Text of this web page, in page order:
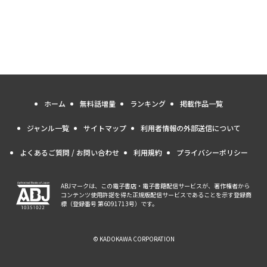
ホーム 無料話増量 ランキング 掲載作品一覧
ジャンル一覧 サイトマップ 利用者情報の外部送信について
よくあるご質問 / お問い合わせ 利用規約 プライバシーポリシー
ABJマークは、この電子書店・電子書籍配信サービスが、著作権者から
コンテンツ使用許諾を得た正規版配信サービスであることを示す登録商
標（登録番号 第6091713号）です。
© KADOKAWA CORPORATION